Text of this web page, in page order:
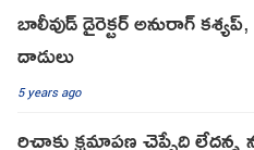
బాలీవుడ్​ డైరెక్టర్​ అనురాగ్​
దాడులు
5 years ago
రిచాకు క్షమాపణ చెప్పేది